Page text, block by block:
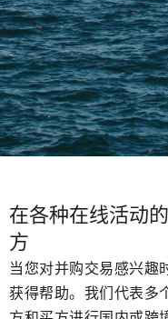
在各种在线活动
方
当您对并购交易感兴趣
获得帮助。我们代表多